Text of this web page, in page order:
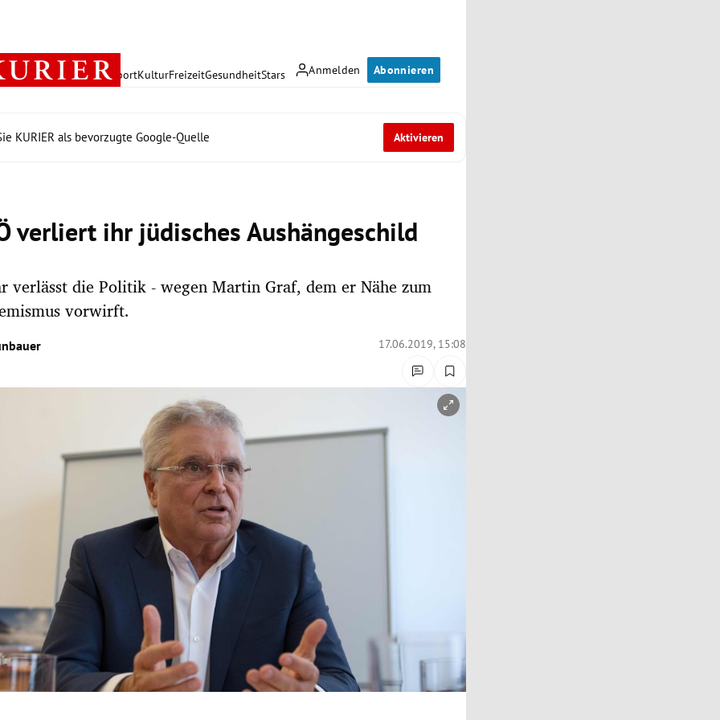
Anmelden Abonnieren
PolitikWirtschaft SportKulturFreizeitGesundheitStars
KURIER als bevorzugte Google-Quelle Aktivieren
verliert ihr jüdisches Aushängeschild
verlässt die Politik - wegen Martin Graf, dem er Nähe zum
vorwirft.
17.06.2019, 15:08
öffnen/schließen